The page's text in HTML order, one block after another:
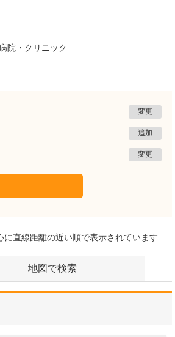
院・クリニック
変更
追加
変更
に直線距離の近い順で表示されています
地図で検索
川県相模原市緑区
本タワー耳鼻咽喉科
日々の診療で心がけていることをお聞かせくだ
大切にしているの